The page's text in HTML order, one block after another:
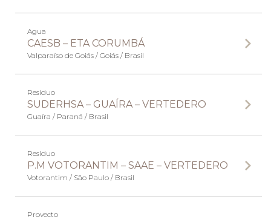
Agua
CAESB – ETA CORUMBÁ
Valparaíso de Goiás / Goiás / Brasil
Residuo
SUDERHSA – GUAÍRA – VERTEDERO
Guaíra / Paraná / Brasil
Residuo
P.M VOTORANTIM – SAAE – VERTEDERO
Votorantim / São Paulo / Brasil
Proyecto